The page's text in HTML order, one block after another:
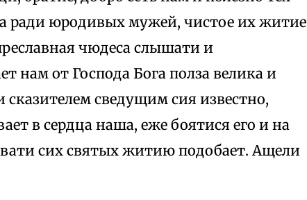
ради юродивых мужей, чистое их житие
чюдеса слышати и
нам от Господа Бога полза велика и
сведущим сия известно,
в сердца наша, еже боятися его и на
сих святых житию подобает. Ащели